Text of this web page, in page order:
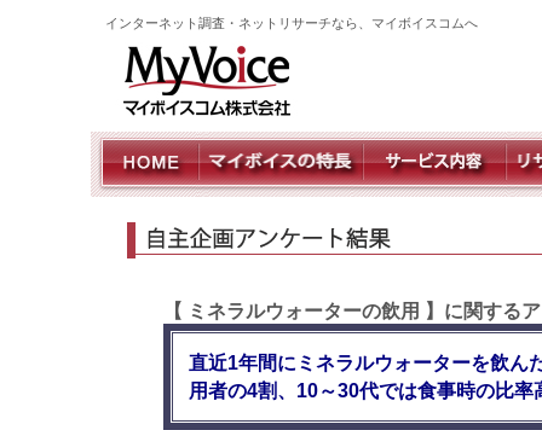
インターネット調査・ネットリサーチなら、マイボイスコムへ
【 ミネラルウォーターの飲用 】に関する
直近1年間にミネラルウォーターを飲ん
用者の4割、10～30代では食事時の比率